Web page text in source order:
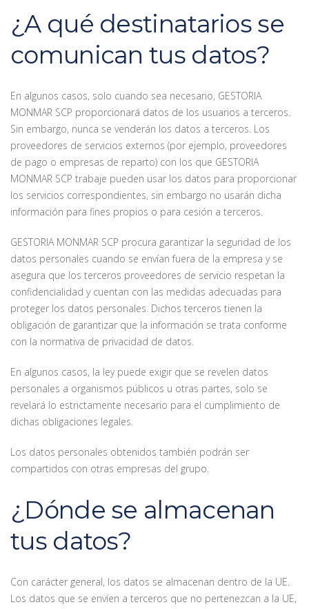
¿A qué destinatarios se
comunican tus datos?
En algunos casos, solo cuando sea necesario, GESTORIA
MONMAR SCP proporcionará datos de los usuarios a terceros.
Sin embargo, nunca se venderán los datos a terceros. Los
proveedores de servicios externos (por ejemplo, proveedores
de pago o empresas de reparto) con los que GESTORIA
MONMAR SCP trabaje pueden usar los datos para proporcionar
los servicios correspondientes, sin embargo no usarán dicha
información para fines propios o para cesión a terceros.
GESTORIA MONMAR SCP procura garantizar la seguridad de los
datos personales cuando se envían fuera de la empresa y se
asegura que los terceros proveedores de servicio respetan la
confidencialidad y cuentan con las medidas adecuadas para
proteger los datos personales. Dichos terceros tienen la
obligación de garantizar que la información se trata conforme
con la normativa de privacidad de datos.
En algunos casos, la ley puede exigir que se revelen datos
personales a organismos públicos u otras partes, solo se
revelará lo estrictamente necesario para el cumplimiento de
dichas obligaciones legales.
Los datos personales obtenidos también podrán ser
compartidos con otras empresas del grupo.
¿Dónde se almacenan
tus datos?
Con carácter general, los datos se almacenan dentro de la UE.
Los datos que se envíen a terceros que no pertenezcan a la UE,